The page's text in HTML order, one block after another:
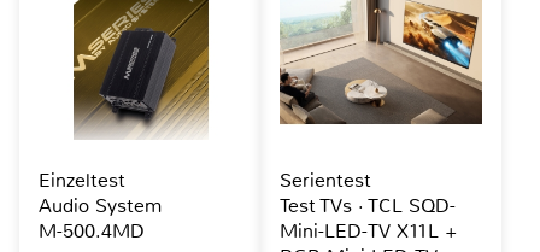
Einzeltest
Audio System
M-500.4MD
Serientest
Test TVs · TCL SQD-
Mini-LED-TV X11L +